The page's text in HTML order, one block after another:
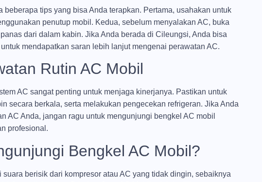
beberapa tips yang bisa Anda terapkan. Pertama, usahakan untuk
penutup mobil. Kedua, sebelum menyalakan AC, buka
dari dalam kabin. Jika Anda berada di Cileungsi, Anda bisa
mendapatkan saran lebih lanjut mengenai perawatan AC.
Rutin AC Mobil
AC sangat penting untuk menjaga kinerjanya. Pastikan untuk
secara berkala, serta melakukan pengecekan refrigeran. Jika Anda
AC Anda, jangan ragu untuk mengunjungi bengkel AC mobil
profesional.
Bengkel AC Mobil?
berisik dari kompresor atau AC yang tidak dingin, sebaiknya